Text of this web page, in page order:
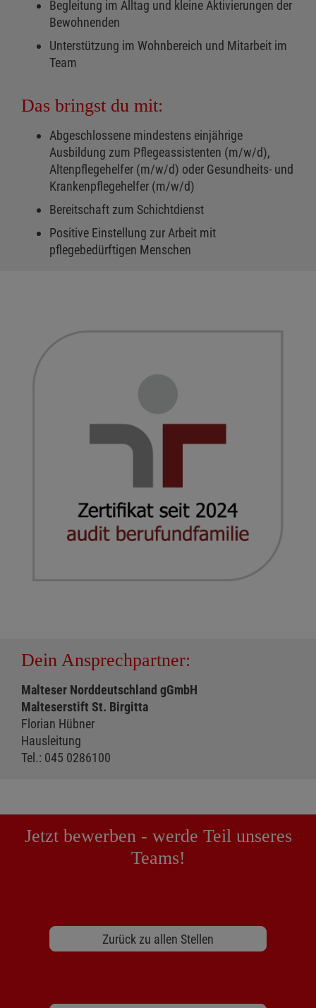
Begleitung im Alltag und kleine Aktivierungen der
Bewohnenden
Unterstützung im Wohnbereich und Mitarbeit im
Team
Das bringst du mit:
Abgeschlossene mindestens einjährige
Ausbildung zum Pflegeassistenten (m/w/d),
Altenpflegehelfer (m/w/d) oder Gesundheits- und
Krankenpflegehelfer (m/w/d)
Bereitschaft zum Schichtdienst
Positive Einstellung zur Arbeit mit
pflegebedürftigen Menschen
Dein Ansprechpartner:
Malteser Norddeutschland gGmbH
Malteserstift St. Birgitta
Florian Hübner
Hausleitung
Tel.: 045 0286100
Jetzt bewerben - werde Teil unseres
Teams!
Zurück zu allen Stellen